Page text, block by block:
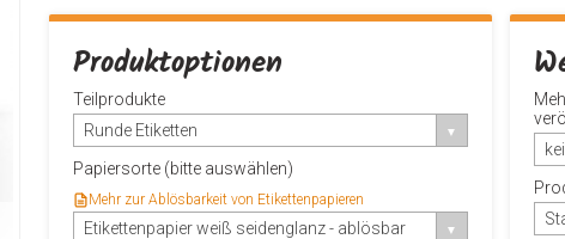
Produktoptionen
Teilprodukte
Runde Etiketten
Papiersorte (bitte auswählen)
Mehr zur Ablösbarkeit von Etikettenpapieren
Etikettenpapier weiß seidenglanz - ablösbar